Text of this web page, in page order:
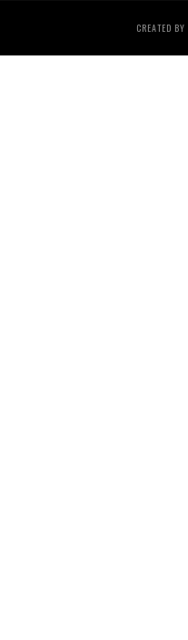
CREATED BY